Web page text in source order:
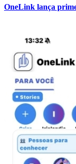
Atlético-MG
OneLink lança